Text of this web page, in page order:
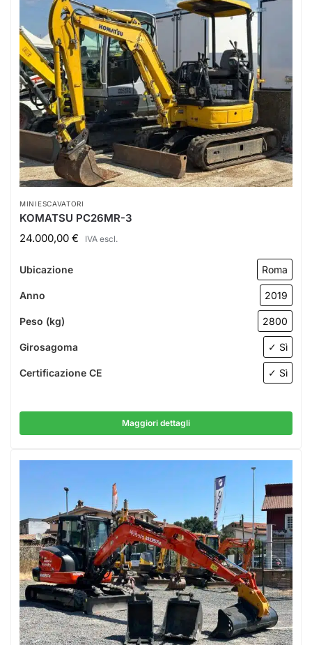
MINIESCAVATORI
KOMATSU PC26MR-3
24.000,00 € IVA escl.
Ubicazione Roma
Anno 2019
Peso (kg) 2800
Girosagoma ✓ Sì
Certificazione CE ✓ Sì
Maggiori dettagli